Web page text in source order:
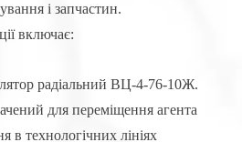
і запчастин.
включає:
радіальний ВЦ-4-76-10Ж.
для переміщення агента
в технологічних лініях